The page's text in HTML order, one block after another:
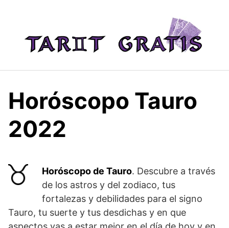
Horóscopo Tauro
2022
Horóscopo de Tauro. Descubre a través
de los astros y del zodiaco, tus
fortalezas y debilidades para el signo
Tauro, tu suerte y tus desdichas y en que